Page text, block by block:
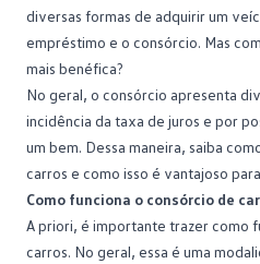
diversas formas de adquirir um
empréstimo e o consórcio. Mas
mais benéfica?
No geral, o consórcio apresenta
incidência da taxa de juros e por
um bem. Dessa maneira, saiba
carros e como isso é vantajoso
Como funciona o consórcio de
A priori, é importante trazer como
carros. No geral, essa é uma